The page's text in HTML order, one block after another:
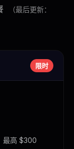
（最后更新：
限时
最高 $300